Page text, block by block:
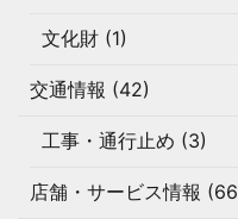
文化財 (1)
交通情報 (42)
工事・通行止め (3)
店舗・サービス情報